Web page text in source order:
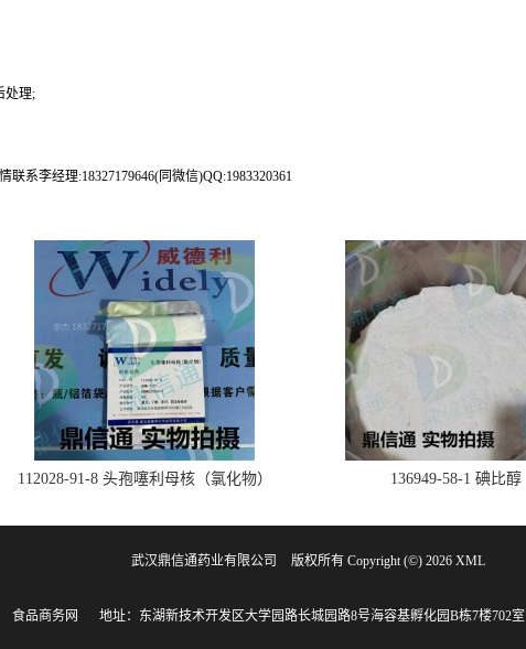
处理;
系李经理:18327179646(同微信)QQ:1983320361
112028-91-8 头孢噻利母核（氯化物） 136949-58-1 碘比醇
武汉鼎信通药业有限公司 版权所有 Copyright (©) 2026 XML
食品商务网 地址：东湖新技术开发区大学园路长城园路8号海容基孵化园B栋7楼702室